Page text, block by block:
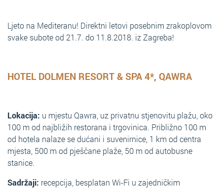
Ljeto na Mediteranu! Direktni letovi posebnim zrakoplovom
svake subote od 21.7. do 11.8.2018. iz Zagreba!
HOTEL DOLMEN RESORT & SPA 4*, QAWRA
Lokacija: u mjestu Qawra, uz privatnu stjenovitu plažu, oko
100 m od najbližih restorana i trgovinica. Približno 100 m
od hotela nalaze se dućani i suvenirnice, 1 km od centra
mjesta, 500 m od pješčane plaže, 50 m od autobusne
stanice.
Sadržaji: recepcija, besplatan Wi-Fi u zajedničkim